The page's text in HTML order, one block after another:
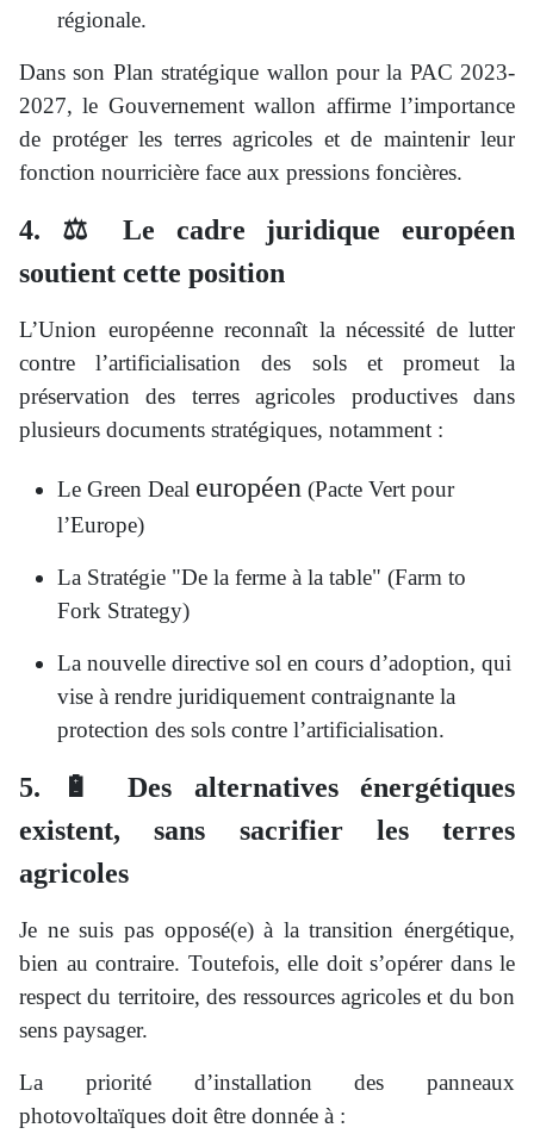
régionale.
Dans son Plan stratégique wallon pour la PAC 2023-
2027, le Gouvernement wallon affirme l’importance
de protéger les terres agricoles et de maintenir leur
fonction nourricière face aux pressions foncières.
4. ⚖️ Le cadre juridique européen
soutient cette position
L’Union européenne reconnaît la nécessité de lutter
contre l’artificialisation des sols et promeut la
préservation des terres agricoles productives dans
plusieurs documents stratégiques, notamment :
Le Green Deal européen (Pacte Vert pour
l’Europe)
La Stratégie "De la ferme à la table" (Farm to
Fork Strategy)
La nouvelle directive sol en cours d’adoption, qui
vise à rendre juridiquement contraignante la
protection des sols contre l’artificialisation.
5. 🔋 Des alternatives énergétiques
existent, sans sacrifier les terres
agricoles
Je ne suis pas opposé(e) à la transition énergétique,
bien au contraire. Toutefois, elle doit s’opérer dans le
respect du territoire, des ressources agricoles et du bon
sens paysager.
La priorité d’installation des panneaux
photovoltaïques doit être donnée à :